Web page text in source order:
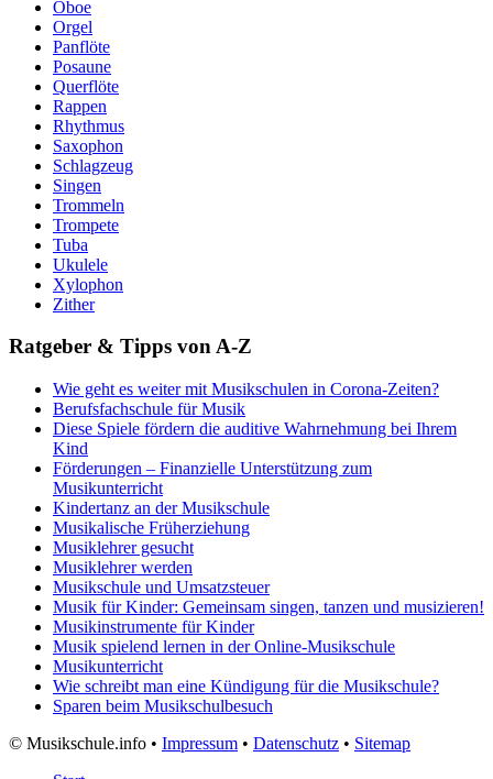
Oboe
Orgel
Panflöte
Posaune
Querflöte
Rappen
Rhythmus
Saxophon
Schlagzeug
Singen
Trommeln
Trompete
Tuba
Ukulele
Xylophon
Zither
Ratgeber & Tipps von A-Z
Wie geht es weiter mit Musikschulen in Corona-Zeiten?
Berufsfachschule für Musik
Diese Spiele fördern die auditive Wahrnehmung bei Ihrem
Kind
Förderungen – Finanzielle Unterstützung zum
Musikunterricht
Kindertanz an der Musikschule
Musikalische Früherziehung
Musiklehrer gesucht
Musiklehrer werden
Musikschule und Umsatzsteuer
Musik für Kinder: Gemeinsam singen, tanzen und musizieren!
Musikinstrumente für Kinder
Musik spielend lernen in der Online-Musikschule
Musikunterricht
Wie schreibt man eine Kündigung für die Musikschule?
Sparen beim Musikschulbesuch
© Musikschule.info • Impressum • Datenschutz • Sitemap